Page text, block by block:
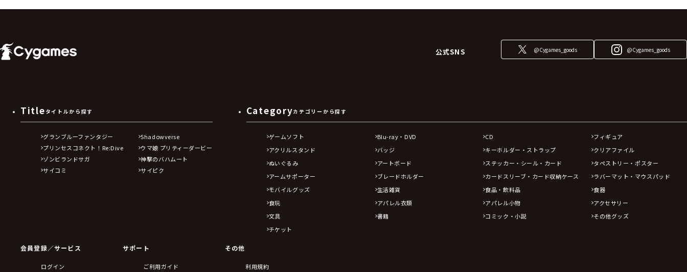
公式SNS @Cygames_goods @Cygames_goods
Title タイトルから探す
グランブルーファンタジー
Shadowverse
プリンセスコネクト！Re:Dive
ウマ娘 プリティーダービー
ゾンビランドサガ
神撃のバハムート
サイコミ
サイピク
Categoryカテゴリーから探す
ゲームソフト Blu-ray・DVD CD
フィギュア
アクリルスタンド
バッジ キーホルダー・ストラップ
クリアファイル
ぬいぐるみ
アートボード ステッカー・シール・カード
タペストリー・ポスター
アームサポーター
ブレードホルダー カードスリーブ・カード収納ケース
ラバーマット・マウスパッド
モバイルグッズ
生活雑貨 食品・飲料品
食器
食玩
アパレル衣類 アパレル小物
アクセサリー
文具
書籍 コミック・小説
その他グッズ
チケット
会員登録／サービス
ログイン
サポート
ご利用ガイド
その他
利用規約